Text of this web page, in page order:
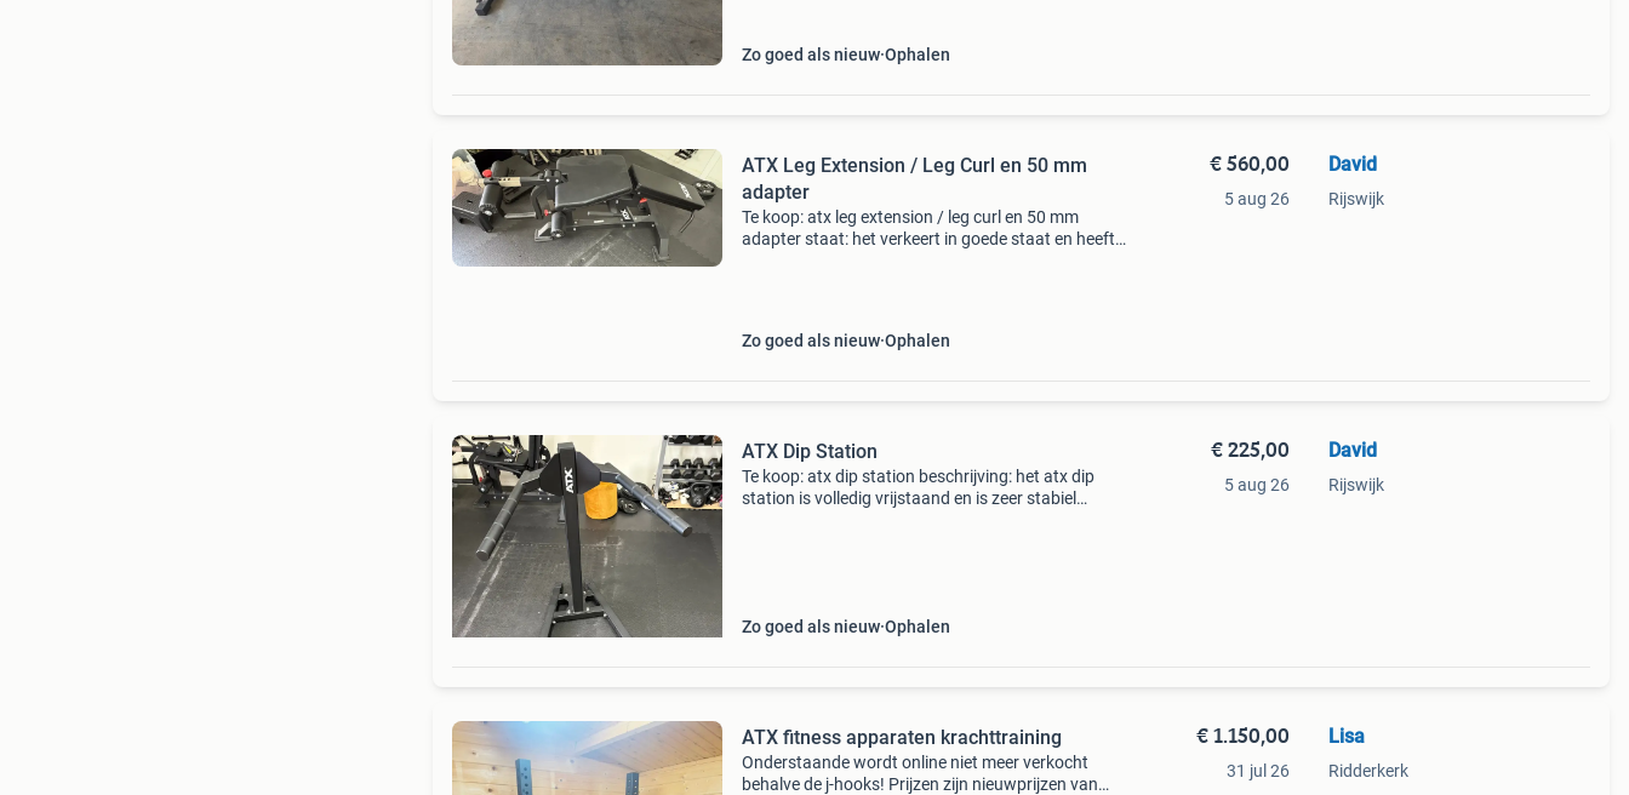
Zo goed als nieuw Ophalen
ATX Leg Extension / Leg Curl en 50 mm
adapter
Te koop: atx leg extension / leg curl en 50 mm
adapter staat: het verkeert in goede staat en heeft
Zo goed als nieuw Ophalen
€ 560,00
5 aug 26
David
Rijswijk
ATX Dip Station
Te koop: atx dip station beschrijving: het atx dip
station is volledig vrijstaand en is zeer stabiel
Zo goed als nieuw Ophalen
€ 225,00
5 aug 26
David
Rijswijk
ATX fitness apparaten krachttraining
Onderstaande wordt online niet meer verkocht
behalve de j-hooks! Prijzen zijn nieuwprijzen van
€ 1.150,00
31 jul 26
Lisa
Ridderkerk